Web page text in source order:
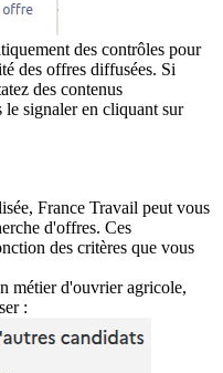
des contrôles pour
des offres diffusées. Si
des contenus
signaler en cliquant sur
France Travail peut vous
d'offres. Ces
des critères que vous
métier d'ouvrier agricole,
: